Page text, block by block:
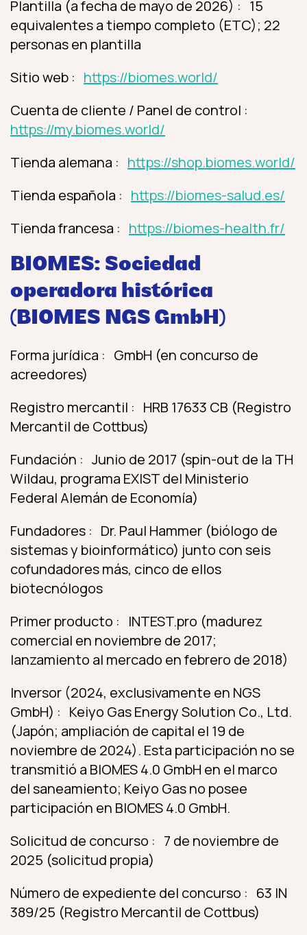
Plantilla (a fecha de mayo de 2026) : 15
equivalentes a tiempo completo (ETC); 22
personas en plantilla
Sitio web : https://biomes.world/
Cuenta de cliente / Panel de control :
https://my.biomes.world/
Tienda alemana : https://shop.biomes.world/
Tienda española : https://biomes-salud.es/
Tienda francesa : https://biomes-health.fr/
BIOMES: Sociedad
operadora histórica
(BIOMES NGS GmbH)
Forma jurídica : GmbH (en concurso de
acreedores)
Registro mercantil : HRB 17633 CB (Registro
Mercantil de Cottbus)
Fundación : Junio de 2017 (spin-out de la TH
Wildau, programa EXIST del Ministerio
Federal Alemán de Economía)
Fundadores : Dr. Paul Hammer (biólogo de
sistemas y bioinformático) junto con seis
cofundadores más, cinco de ellos
biotecnólogos
Primer producto : INTEST.pro (madurez
comercial en noviembre de 2017;
lanzamiento al mercado en febrero de 2018)
Inversor (2024, exclusivamente en NGS
GmbH) : Keiyo Gas Energy Solution Co., Ltd.
(Japón; ampliación de capital el 19 de
noviembre de 2024). Esta participación no se
transmitió a BIOMES 4.0 GmbH en el marco
del saneamiento; Keiyo Gas no posee
participación en BIOMES 4.0 GmbH.
Solicitud de concurso : 7 de noviembre de
2025 (solicitud propia)
Número de expediente del concurso : 63 IN
389/25 (Registro Mercantil de Cottbus)